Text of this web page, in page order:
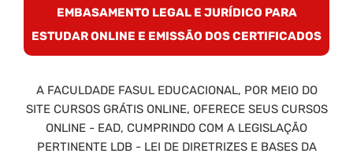
EMBASAMENTO LEGAL E JURÍDICO PARA
ESTUDAR ONLINE E EMISSÃO DOS CERTIFICADOS
A FACULDADE FASUL EDUCACIONAL, POR MEIO DO
SITE CURSOS GRÁTIS ONLINE, OFERECE SEUS CURSOS
ONLINE - EAD, CUMPRINDO COM A LEGISLAÇÃO
PERTINENTE LDB - LEI DE DIRETRIZES E BASES DA